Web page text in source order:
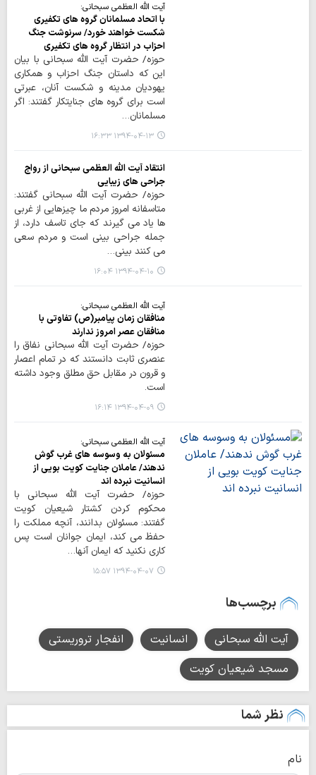
آیت الله العظمی سبحانی:
با اتحاد مسلمانان گروه های تکفیری
شکست خواهند خورد/ سرنوشت جنگ
احزاب در انتظار گروه های تکفیری
حوزه/ حضرت آیت الله سبحانی با بیان
این که داستان جنگ احزاب و همکاری
یهودیان مدینه و شکست آنان، عبرتی
است برای گروه های جنایتکار گفتند: اگر
مسلمانان…
۱۳۹۴-۰۴-۱۳ ۱۶:۳۳
انتقاد آیت الله العظمی سبحانی از رواج
جراحی های زیبایی
حوزه/ حضرت آیت الله سبحانی گفتند:
متاسفانه امروز مردم ما چیزهایی از غربی
ها یاد می گیرند که جای تاسف دارد، از
جمله جراحی بینی است و مردم سعی
می کنند بینی…
۱۳۹۴-۰۴-۱۰ ۱۶:۰۴
آیت الله العظمی سبحانی:
منافقان زمان پیامبر(ص) تفاوتی با
منافقان عصر امروز ندارند
حوزه/ حضرت آیت الله سبحانی نفاق را
عنصری ثابت دانستند که در تمام اعصار
و قرون در مقابل حق مطلق وجود داشته
است.
۱۳۹۴-۰۴-۰۹ ۱۶:۱۴
آیت الله العظمی سبحانی:
مسئولان به وسوسه های غرب گوش
ندهند/ عاملان جنایت کویت بویی از
انسانیت نبرده اند
حوزه/ حضرت آیت الله سبحانی با
محکوم کردن کشتار شیعیان کویت
گفتند: مسئولان بدانند، آنچه مملکت را
حفظ می کند، ایمان جوانان است پس
کاری نکنید که ایمان آنها…
۱۳۹۴-۰۴-۰۷ ۱۵:۵۷
برچسب‌ها
آیت الله سبحانی انسانیت
انفجار تروریستی
مسجد شیعیان کویت
نظر شما
نام